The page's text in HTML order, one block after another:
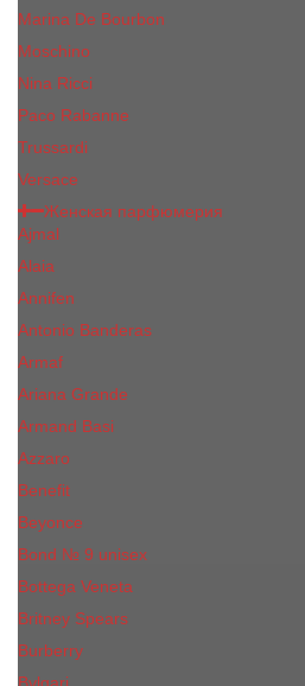
Marina De Bourbon
Moschino
Nina Ricci
Paco Rabanne
Trussardi
Versace
Женская парфюмерия
Ajmal
Alaia
Annifen
Antonio Banderas
Armaf
Ariana Grande
Armand Basi
Azzaro
Benefit
Beyonce
Bond № 9 unisex
Bottega Veneta
Britney Spears
Burberry